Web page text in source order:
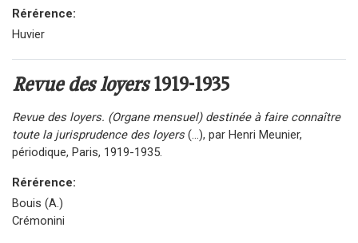
Rérérence:
Huvier
Revue des loyers1919-1935
Revue des loyers. (Organe mensuel) destinée à faire connaître
toute la jurisprudence des loyers (...), par Henri Meunier,
périodique, Paris, 1919-1935.
Rérérence:
Bouis (A.)
Crémonini